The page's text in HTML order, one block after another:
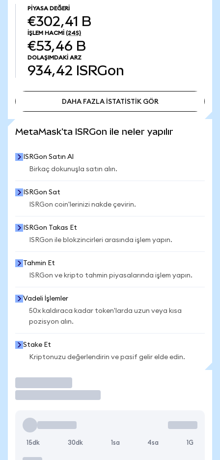
PIYASA DEĞERI
€302,41 B
İŞLEM HACMI (24S)
€53,46 B
DOLAŞIMDAKI ARZ
934,42 ISRGon
DAHA FAZLA İSTATİSTİK GÖR
MetaMask'ta ISRGon ile neler yapılır
ISRGon Satın Al
Birkaç dokunuşla satın alın.
ISRGon Sat
ISRGon coin'lerinizi nakde çevirin.
ISRGon Takas Et
ISRGon ile blokzincirleri arasında işlem yapın.
Tahmin Et
ISRGon ve kripto tahmin piyasalarında işlem yapın.
Vadeli İşlemler
50x kaldıraca kadar token'larda uzun veya kısa
pozisyon alın.
Stake Et
Kriptonuzu değerlendirin ve pasif gelir elde edin.
15dk 30dk 1sa 4sa 1G